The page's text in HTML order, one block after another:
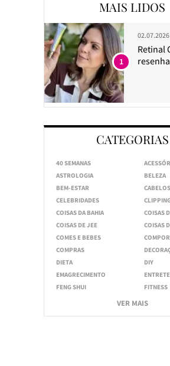
MAIS LIDOS
02.07.2026
Retinal
1
CATEGORIAS
40 SEMANAS
ASTROLOGIA
BELEZA
BEM-ESTAR
CABELOS
CELEBRIDADES
COISAS DA BAHIA
COISAS
COISAS DE JEE
COISAS
COMES E BEBES
COMPRAS
DIETA
DIY
EMAGRECIMENTO
FENG SHUI
FITNESS
VER MAIS